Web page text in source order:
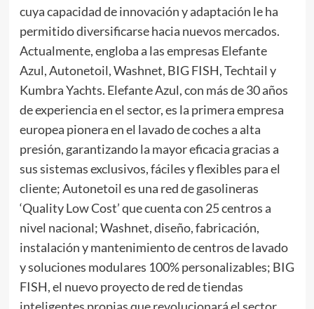
cuya capacidad de innovación y adaptación le ha
permitido diversificarse hacia nuevos mercados.
Actualmente, engloba a las empresas Elefante
Azul, Autonetoil, Washnet, BIG FISH, Techtail y
Kumbra Yachts. Elefante Azul, con más de 30 años
de experiencia en el sector, es la primera empresa
europea pionera en el lavado de coches a alta
presión, garantizando la mayor eficacia gracias a
sus sistemas exclusivos, fáciles y flexibles para el
cliente; Autonetoil es una red de gasolineras
‘Quality Low Cost’ que cuenta con 25 centros a
nivel nacional; Washnet, diseño, fabricación,
instalación y mantenimiento de centros de lavado
y soluciones modulares 100% personalizables; BIG
FISH, el nuevo proyecto de red de tiendas